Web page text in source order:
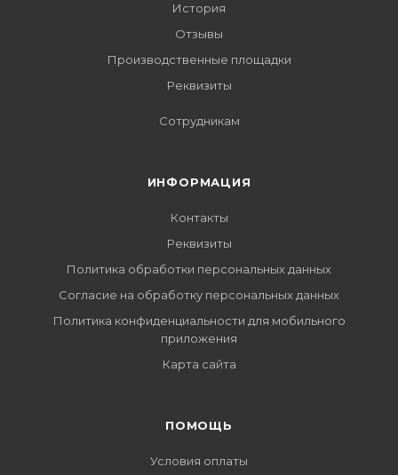
История
Отзывы
Производственные площадки
Реквизиты
Сотрудникам
ИНФОРМАЦИЯ
Контакты
Реквизиты
Политика обработки персональных данных
Согласие на обработку персональных данных
Политика конфиденциальности для мобильного
приложения
Карта сайта
ПОМОЩЬ
Условия оплаты